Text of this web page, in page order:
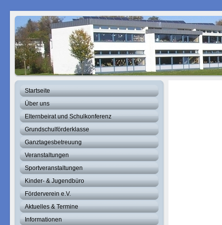
Startseite
Über uns
Elternbeirat und Schulkonferenz
Grundschulförderklasse
Ganztagesbetreuung
Veranstaltungen
Sportveranstaltungen
Kinder- & Jugendbüro
Förderverein e.V.
Aktuelles & Termine
Informationen